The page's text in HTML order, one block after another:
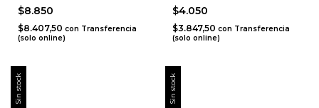
$8.850
$8.407,50 con Transferencia
(solo online)
$4.050
$3.847,50 con Transferencia
(solo online)
Sin stock Sin stock